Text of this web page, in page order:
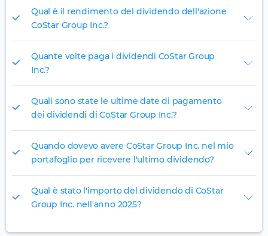
Qual è il rendimento del dividendo dell'azione
CoStar Group Inc.?
Quante volte paga i dividendi CoStar Group
Inc.?
Quali sono state le ultime date di pagamento
dei dividendi di CoStar Group Inc.?
Quando dovevo avere CoStar Group Inc. nel mio
portafoglio per ricevere l'ultimo dividendo?
Qual è stato l'importo del dividendo di CoStar
Group Inc. nell'anno 2025?